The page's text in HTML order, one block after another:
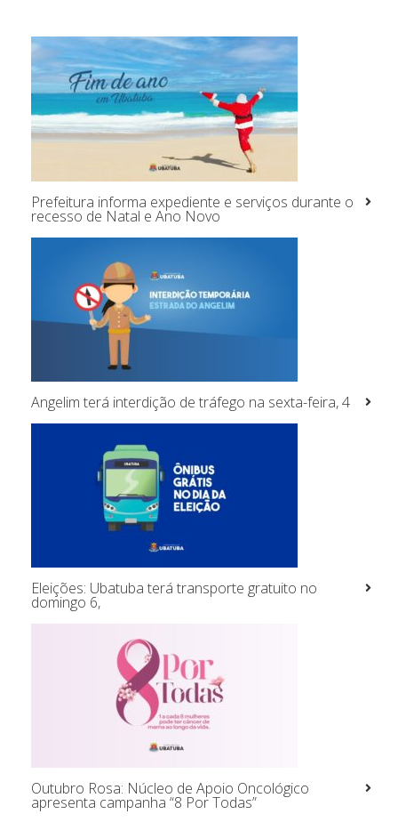
Prefeitura informa expediente e serviços durante o
recesso de Natal e Ano Novo
Angelim terá interdição de tráfego na sexta-feira, 4
Eleições: Ubatuba terá transporte gratuito no
domingo 6,
Outubro Rosa: Núcleo de Apoio Oncológico
apresenta campanha “8 Por Todas”